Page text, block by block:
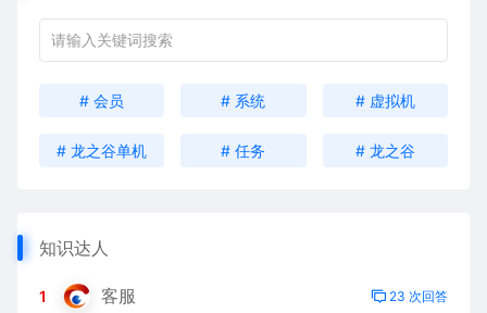
# 会员 # 系统 # 虚拟机
# 龙之谷单机 # 任务 # 龙之谷
知识达人
1 客服 23 次回答